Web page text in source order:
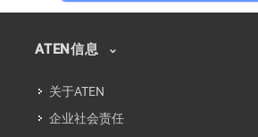
ATEN信息
关于ATEN
企业社会责任